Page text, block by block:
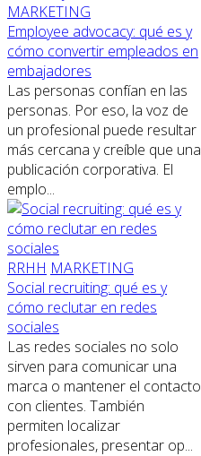
MARKETING
Employee advocacy: qué es y
cómo convertir empleados en
embajadores
Las personas confían en las
personas. Por eso, la voz de
un profesional puede resultar
más cercana y creíble que una
publicación corporativa. El
emplo...
RRHH MARKETING
Social recruiting: qué es y
cómo reclutar en redes
sociales
Las redes sociales no solo
sirven para comunicar una
marca o mantener el contacto
con clientes. También
permiten localizar
profesionales, presentar op...